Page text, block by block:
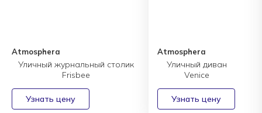
Atmosphera
Уличный журнальный столик
Frisbee
Узнать цену
Atmosphera
Уличный диван
Venice
Узнать цену